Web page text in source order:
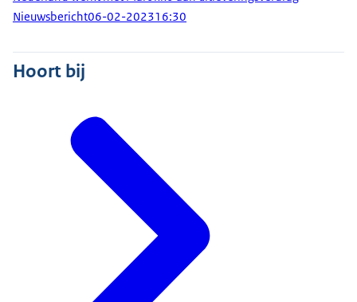
Nieuwsbericht06-02-202316:30
Hoort bij